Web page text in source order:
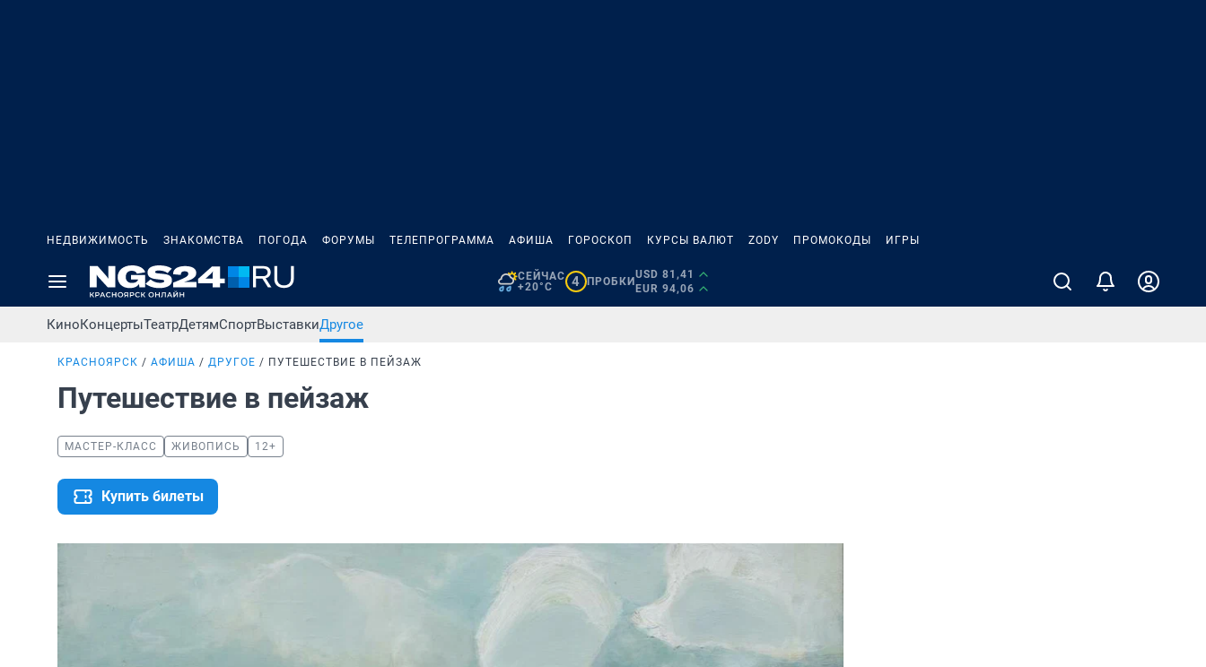
НЕДВИЖИМОСТЬ ЗНАКОМСТВА ПОГОДА ФОРУМЫ ТЕЛЕПРОГРАММА АФИША ГОРОСКОП КУРСЫ ВАЛЮТ ZODY ПРОМОКОДЫ ИГРЫ
СЕЙЧАС
+20°C
4 ПРОБКИ
USD 81,41
EUR 94,06
КиноКонцертыТеатрДетямСпортВыставкиДругое
КРАСНОЯРСК АФИША ДРУГОЕ ПУТЕШЕСТВИЕ В ПЕЙЗАЖ
Путешествие в пейзаж
МАСТЕР-КЛАСС ЖИВОПИСЬ 12+
Купить билеты